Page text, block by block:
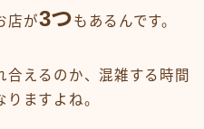
店が3つもあるんです。
えるのか、混雑する時間
ますよね。